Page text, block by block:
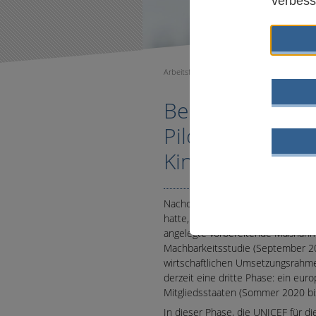
Arbeitsfelder
Bericht zu
Kindergarantie
Nachdem das Europäische
hatte, beschloss die Europäische
angelegte vorbereitende
Machbarkeitsstudie (September
wirtschaftlichen
derzeit eine dritte Phase: ein
Mitgliedsstaaten (Sommer 2020
In dieser Phase, die UNICEF für